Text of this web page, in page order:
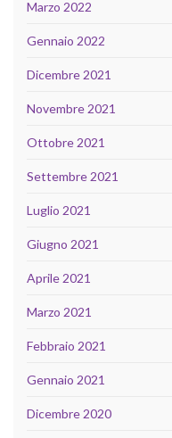
Marzo 2022
Gennaio 2022
Dicembre 2021
Novembre 2021
Ottobre 2021
Settembre 2021
Luglio 2021
Giugno 2021
Aprile 2021
Marzo 2021
Febbraio 2021
Gennaio 2021
Dicembre 2020